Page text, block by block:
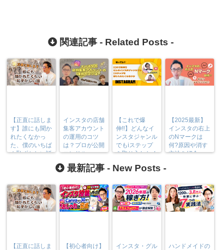
関連記事 - Related Posts -
【正直に話しま
す】誰にも聞か
れたくなかっ
た、僕のいちば
ん恥ずかしい話
インスタの店舗
集客アカウント
の運用のコツ
は？プロが公開
コンサル
【これで爆
伸!!】どんなイ
ンスタジャンル
でもiステップ
を取り入れたく
【2025最新】
インスタの右上
のNマークは
何?原因や消す
方法を紹介
最新記事 - New Posts -
【正直に話しま
【初心者向け】
インスタ・グル
ハンドメイドの